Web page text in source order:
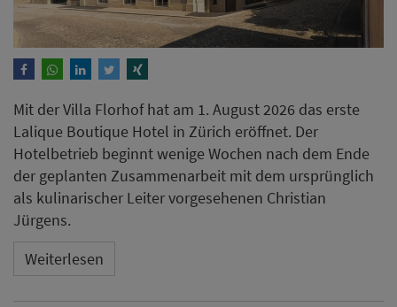
Mit der Villa Florhof hat am 1. August 2026 das erste
Lalique Boutique Hotel in Zürich eröffnet. Der
Hotelbetrieb beginnt wenige Wochen nach dem Ende
der geplanten Zusammenarbeit mit dem ursprünglich
als kulinarischer Leiter vorgesehenen Christian
Jürgens.
Weiterlesen